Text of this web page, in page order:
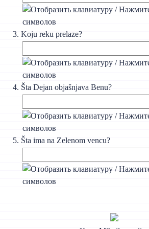
Koju reku prelaze?
Šta Dejan objašnjava Benu?
Šta ima na Zelenom vencu?